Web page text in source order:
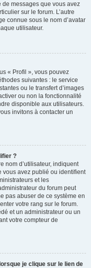
de messages que vous avez
sur le forum. L’autre
connue sous le nom d’avatar
utilisateur.
« Profil », vous pouvez
suivantes : le service
ou le transfert d’images
ou non la fonctionnalité
disponible aux utilisateurs.
invitons à contacter un
?
nom d’utilisateur, indiquent
vous avez publié ou identifient
et les
du forum peut
pas abuser de ce système en
votre rang sur le forum.
et un administrateur ou un
votre compteur de
je clique sur le lien de